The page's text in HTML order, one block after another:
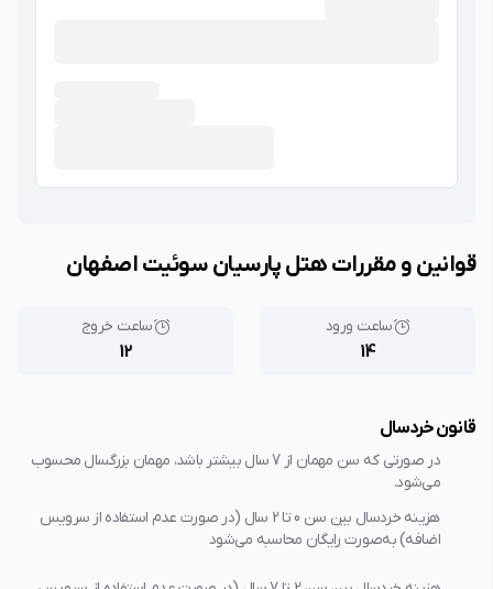
قوانین و مقررات هتل پارسیان سوئیت اصفهان
ساعت ورود
14
ساعت خروج
12
قانون خردسال
در صورتی که سن مهمان از 7 سال بیشتر باشد، مهمان بزرگسال محسوب
می‌شود.
هزینه خردسال بین سن 0 تا 2 سال (در صورت عدم استفاده از سرویس
اضافه) به‌صورت رایگان محاسبه می‌شود